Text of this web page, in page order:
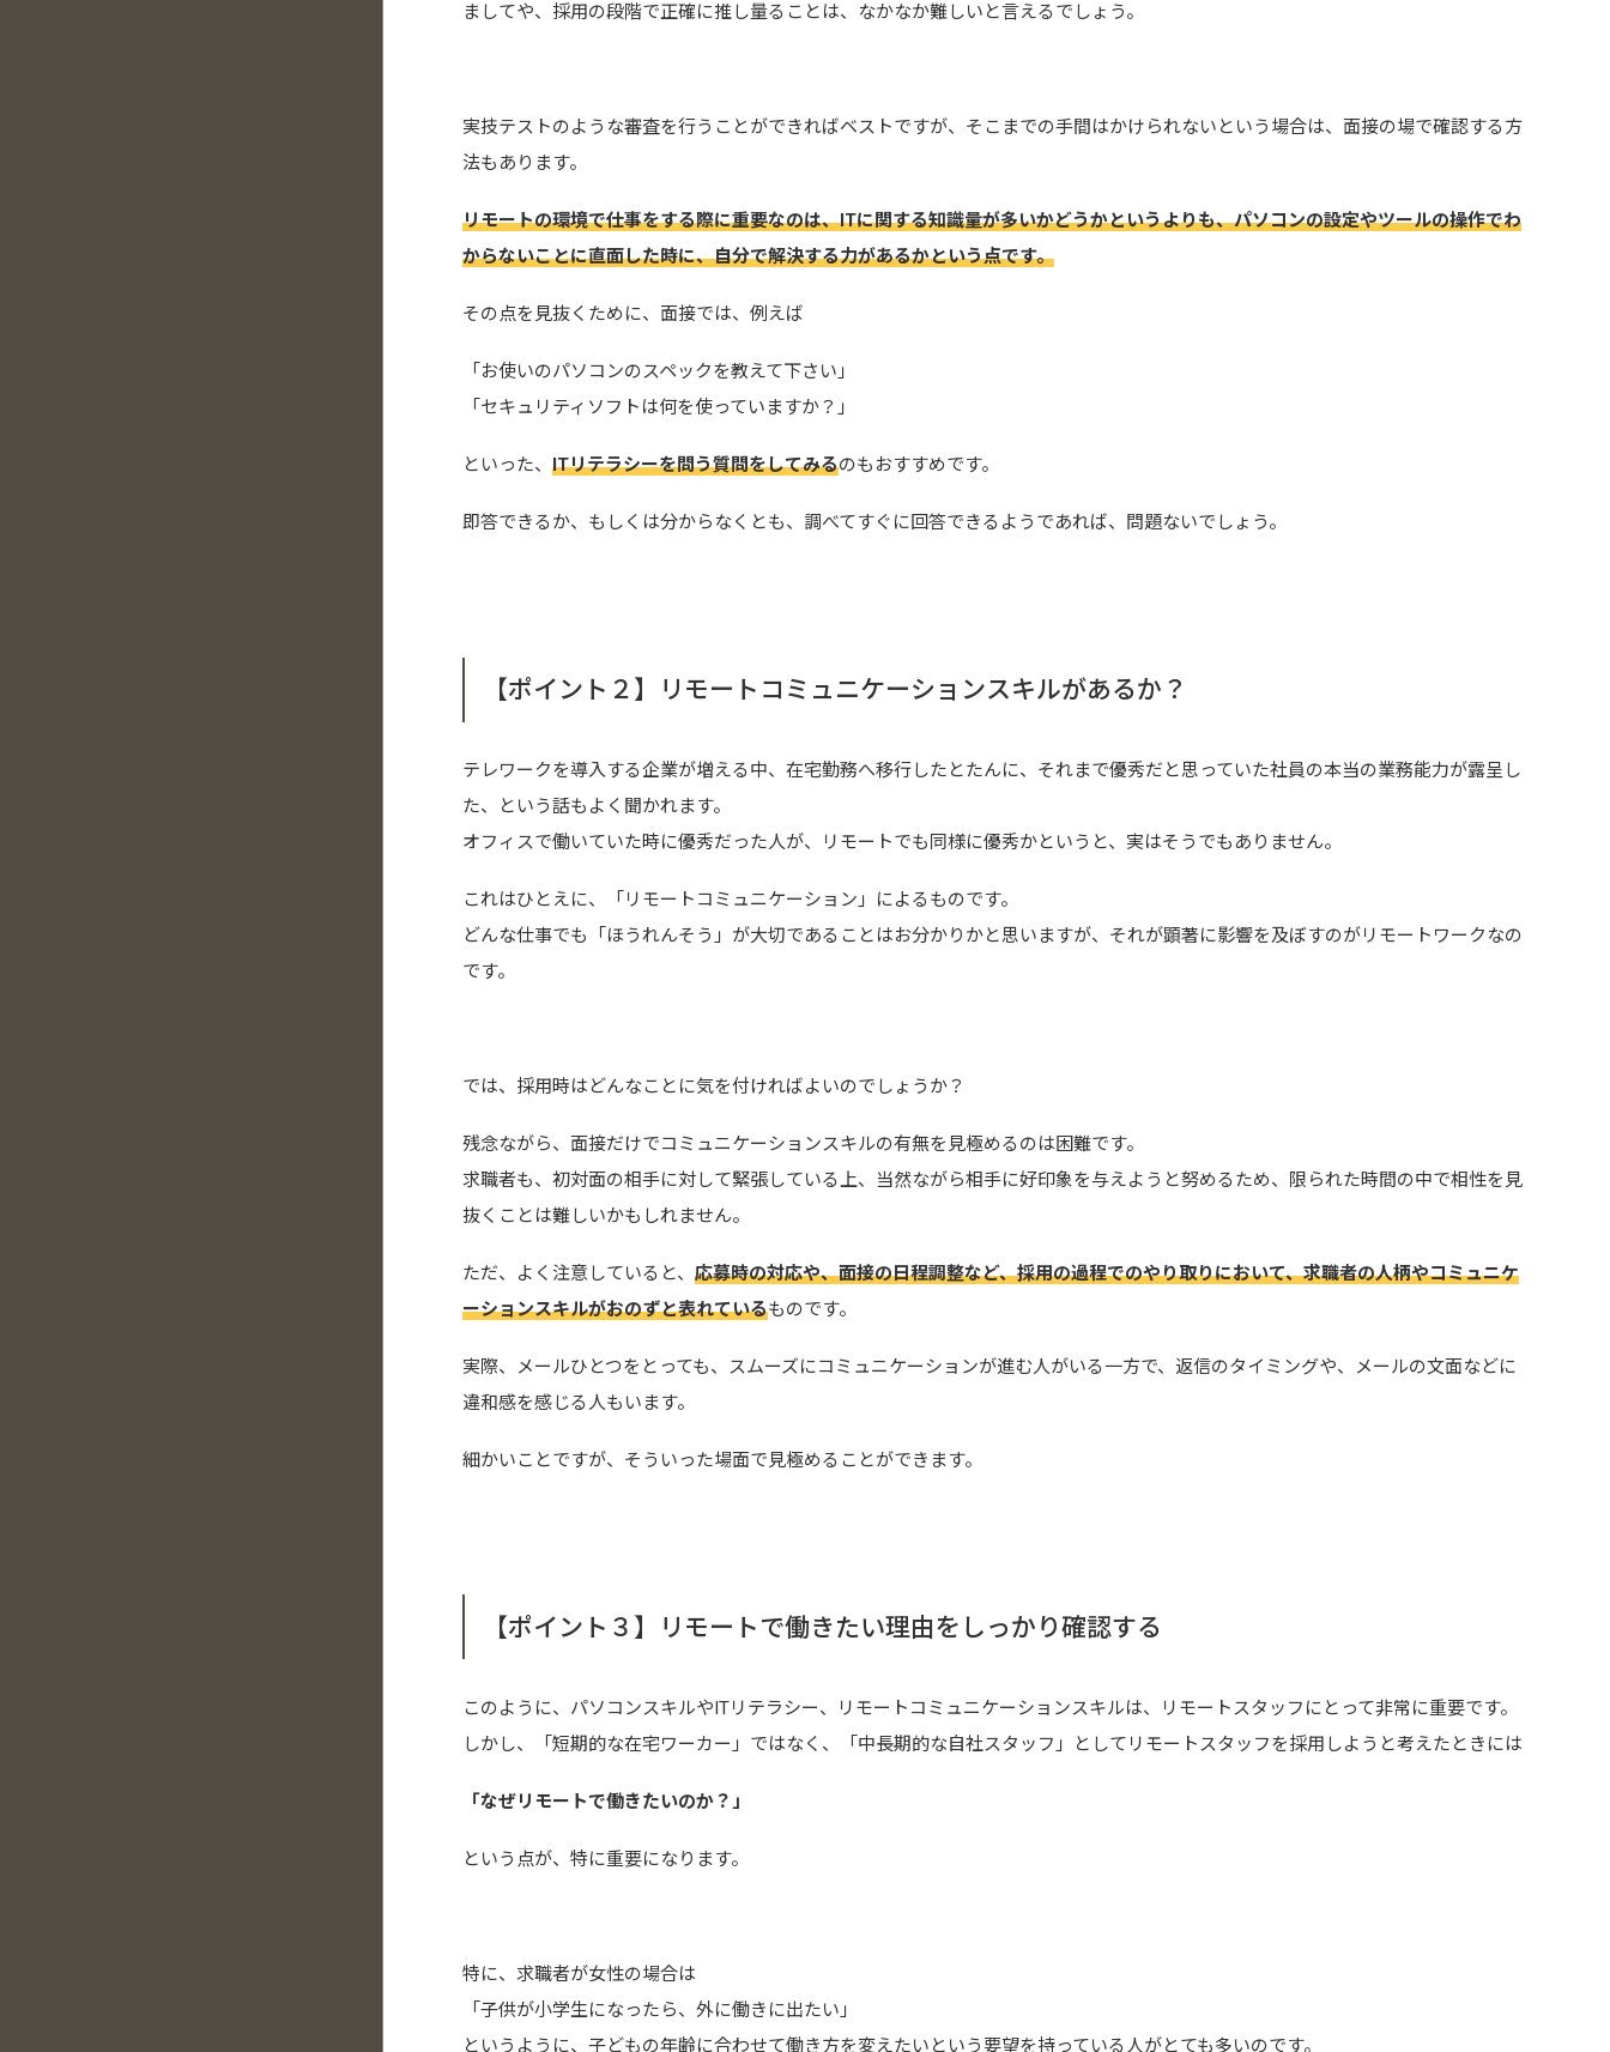
ましてや、採用の段階で正確に推し量ることは、なかなか難しいと言えるでしょう。
実技テストのような審査を行うことができればベストですが、そこまでの手間はかけられないという場合は、面接の場で確認する方
法もあります。
リモートの環境で仕事をする際に重要なのは、ITに関する知識量が多いかどうかというよりも、パソコンの設定やツールの操作でわ
からないことに直面した時に、自分で解決する力があるかという点です。
その点を見抜くために、面接では、例えば
「お使いのパソコンのスペックを教えて下さい」
「セキュリティソフトは何を使っていますか？」
といった、ITリテラシーを問う質問をしてみるのもおすすめです。
即答できるか、もしくは分からなくとも、調べてすぐに回答できるようであれば、問題ないでしょう。
【ポイント２】リモートコミュニケーションスキルがあるか？
テレワークを導入する企業が増える中、在宅勤務へ移行したとたんに、それまで優秀だと思っていた社員の本当の業務能力が露呈し
た、という話もよく聞かれます。
オフィスで働いていた時に優秀だった人が、リモートでも同様に優秀かというと、実はそうでもありません。
これはひとえに、「リモートコミュニケーション」によるものです。
どんな仕事でも「ほうれんそう」が大切であることはお分かりかと思いますが、それが顕著に影響を及ぼすのがリモートワークなの
です。
では、採用時はどんなことに気を付ければよいのでしょうか？
残念ながら、面接だけでコミュニケーションスキルの有無を見極めるのは困難です。
求職者も、初対面の相手に対して緊張している上、当然ながら相手に好印象を与えようと努めるため、限られた時間の中で相性を見
抜くことは難しいかもしれません。
ただ、よく注意していると、応募時の対応や、面接の日程調整など、採用の過程でのやり取りにおいて、求職者の人柄やコミュニケ
ーションスキルがおのずと表れているものです。
実際、メールひとつをとっても、スムーズにコミュニケーションが進む人がいる一方で、返信のタイミングや、メールの文面などに
違和感を感じる人もいます。
細かいことですが、そういった場面で見極めることができます。
【ポイント３】リモートで働きたい理由をしっかり確認する
このように、パソコンスキルやITリテラシー、リモートコミュニケーションスキルは、リモートスタッフにとって非常に重要です。
しかし、「短期的な在宅ワーカー」ではなく、「中長期的な自社スタッフ」としてリモートスタッフを採用しようと考えたときには
「なぜリモートで働きたいのか？」
という点が、特に重要になります。
特に、求職者が女性の場合は
「子供が小学生になったら、外に働きに出たい」
というように、子どもの年齢に合わせて働き方を変えたいという要望を持っている人がとても多いのです。